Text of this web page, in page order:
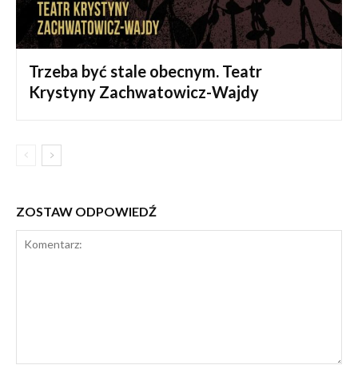
Trzeba być stale obecnym. Teatr
Krystyny Zachwatowicz-Wajdy
ZOSTAW ODPOWIEDŹ